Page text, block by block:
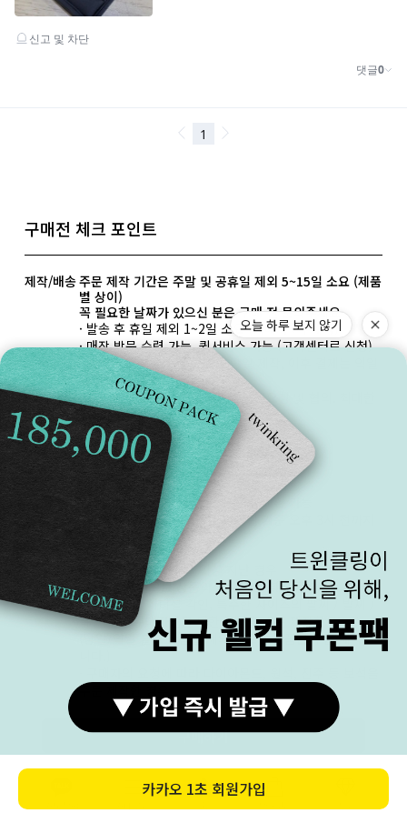
구매하기
구매전 체크 포인트
제작/배송주문 제작 기간은 주말 및 공휴일 제외 5~15일 소요 (제품
별 상이)
꼭 필요한 날짜가 있으신 분은 구매 전 문의주세요
· 발송 후 휴일 제외 1~2일 소요 (택배사 : 우체국)
· 매장 방문 수령 가능, 퀵서비스 가능 (고객센터로 신청)
· 영업일 오후 3시 전 결제는 당일 제작, 이후 결제는 익일
제작
· 급하게 필요한 경우 고객센터 사전요청 및 협의. 최대한
맞춰보겠습니다.
교환 / 반품
· 상품 수령 후 7일 이내 반품 및 교환 가능
· 상품의 하자가 있는 경우 반품 및 교환 가능
· 결제 완료 후 주문 취소는 영업일 기준 오후 3시 전까지
반품/교환 불가한 사유
· 상품 수령일부터 7일 이상 지난 경우
· 구매자 책임으로 상품의 멸시 또는 훼손된 경우
· 반지, 18k, 이니셜 각인, 특수한 사이즈의 팔찌 / 발찌 /
목걸이 등 구매자만을 위한 상품을 주문 제작한 경우.
(당일/익일 출고 상품을 제외한 모든 상품은 주문 제작입
주문 제작한 경우
접수
주문 상품 발송 시 A/S 신청서를 같이 동봉하여 발송해 드
A/S 신청서에 기재되어 있는 내용을 참고하여 해당 금액
오늘 하루 보지 않기
카카오 1초 회원가입